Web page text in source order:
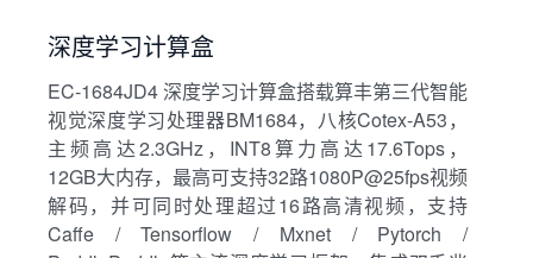
深度学习计算盒
EC-1684JD4 深度学习计算盒搭载算丰第三代智能
视觉深度学习处理器BM1684，八核Cotex-A53，
主频高达2.3GHz，INT8算力高达17.6Tops，
12GB大内存，最高可支持32路1080P@25fps视频
解码，并可同时处理超过16路高清视频，支持
Caffe / Tensorflow / Mxnet / Pytorch /